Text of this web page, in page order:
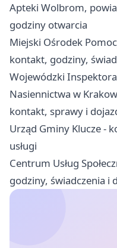
Apteki Wolbrom,
godziny otwarcia
Miejski Ośrodek
kontakt, godziny,
Wojewódzki
Nasiennictwa w
kontakt, sprawy i
Urząd Gminy Klucze -
usługi
Centrum Usług
godziny, świadczenia i